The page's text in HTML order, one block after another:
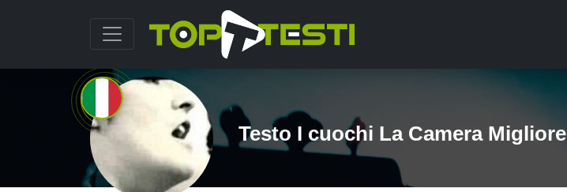
Testo I cuochi La Camera Migliore